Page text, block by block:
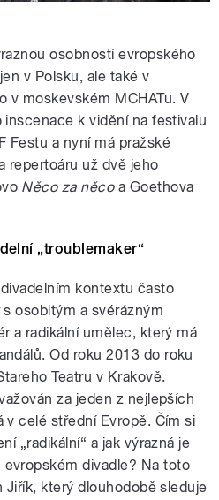
osobností evropského
v Polsku, ale také v
v moskevském MCHATu. V
k vidění na festivalu
Festu a nyní má pražské
repertoáru už dvě jeho
Něco za něcoa Goethova
„troublemaker“
kontextu často
osobitým a svérázným
a radikální umělec, který má
Od roku 2013 do roku
Teatru v Krakově.
za jeden z nejlepších
v celé střední Evropě. Čím si
„radikální“ a jak výrazná je
divadle? Na toto
Jiřík, který dlouhodobě sleduje